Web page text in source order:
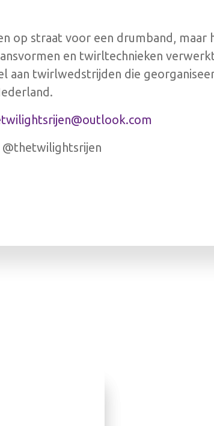
op straat voor een drumband, maar
en twirltechnieken
aan twirlwedstrijden die